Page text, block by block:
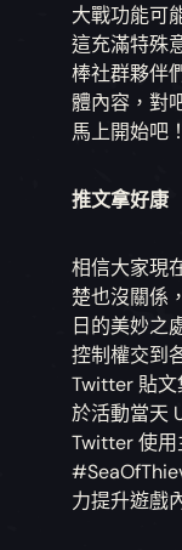
大戰功能可
這充滿特殊
棒社群夥伴
體內容，對
馬上開始吧！
推文拿好康
相信大家現
楚也沒關係
日的美妙之
控制權交到
Twitter 貼文
於活動當天
Twitter 使用
力提升遊戲